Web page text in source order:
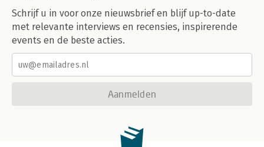
Schrijf u in voor onze nieuwsbrief en blijf up-to-date
met relevante interviews en recensies, inspirerende
events en de beste acties.
Aanmelden